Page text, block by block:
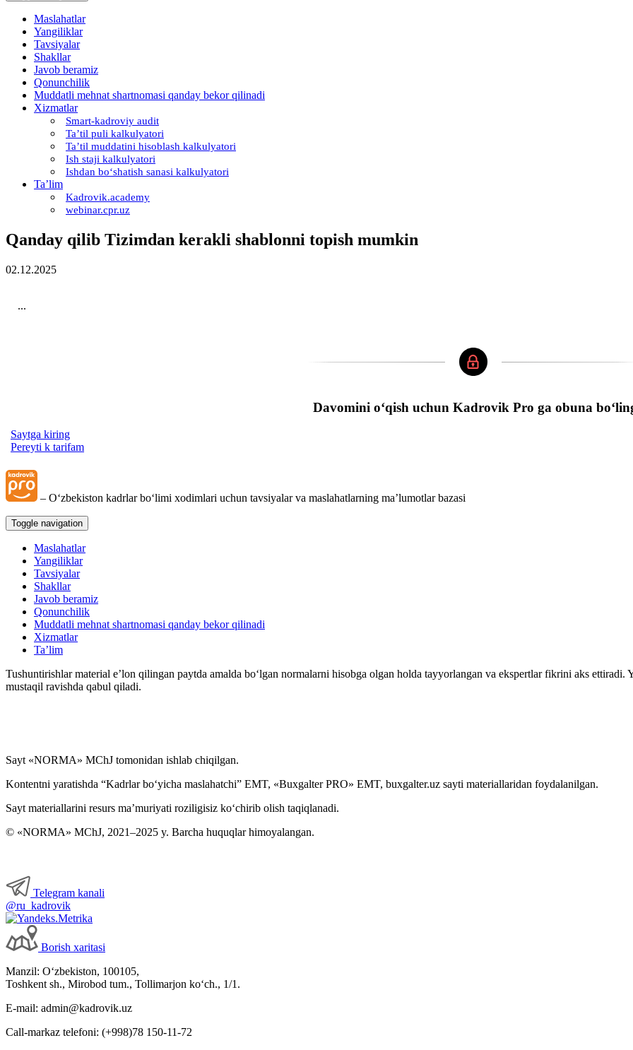
Maslahatlar
Yangiliklar
Tavsiyalar
Shakllar
Javob beramiz
Qonunchilik
Muddatli mehnat shartnomasi qanday bekor qilinadi
Xizmatlar
Smart-kadroviy audit
Ta’til puli kalkulyatori
Ta’til muddatini hisoblash kalkulyatori
Ish staji kalkulyatori
Ishdan boʻshatish sanasi kalkulyatori
Ta’lim
Kadrovik.academy
webinar.cpr.uz
Qanday qilib Tizimdan kerakli shablonni topish mumkin
02.12.2025
...
Davomini oʻqish uchun Kadrovik Pro ga obuna
Saytga kiring
Pereyti k tarifam
– Oʻzbekiston kadrlar boʻlimi хodimlari uchun tavsiyalar va maslahatlarning ma’lumotlar bazasi
Toggle navigation
Maslahatlar
Yangiliklar
Tavsiyalar
Shakllar
Javob beramiz
Qonunchilik
Muddatli mehnat shartnomasi qanday bekor qilinadi
Xizmatlar
Ta’lim
Tushuntirishlar material e’lon qilingan paytda amalda boʻlgan normalarni hisobga olgan holda tayyorlangan va ekspertlar fikrini aks
mustaqil ravishda qabul qiladi.
Sayt «NORMA» MChJ tomonidan ishlab chiqilgan.
Kontentni yaratishda “Kadrlar boʻyicha maslahatchi” EMT, «Buxgalter PRO» EMT, buxgalter.uz sayti materiallaridan foydalanilgan.
Sayt materiallarini resurs ma’muriyati roziligisiz koʻchirib olish taqiqlanadi.
© «NORMA» MChJ, 2021–2025 y. Barcha huquqlar himoyalangan.
Telegram kanali
@ru_kadrovik
Borish хaritasi
Manzil: Oʻzbekiston, 100105,
Toshkent sh., Mirobod tum., Tollimarjon koʻch., 1/1.
E-mail: admin@kadrovik.uz
Call-markaz telefoni: (+998)78 150-11-72